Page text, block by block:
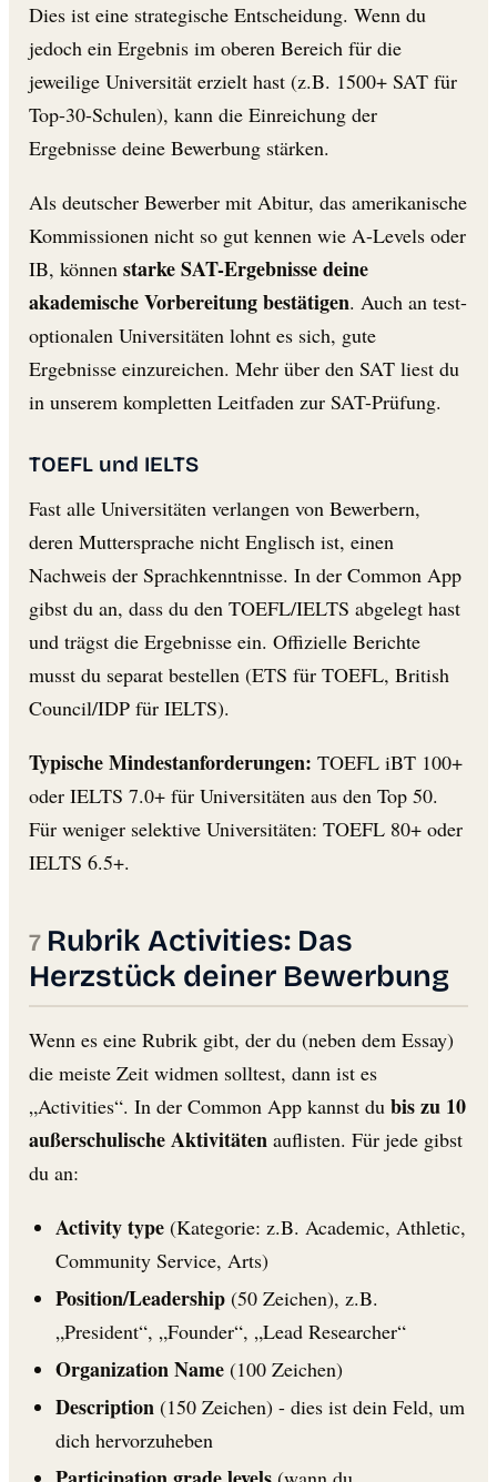
Dies ist eine strategische Entscheidung. Wenn du
jedoch ein Ergebnis im oberen Bereich für die
jeweilige Universität erzielt hast (z.B. 1500+ SAT für
Top-30-Schulen), kann die Einreichung der
Ergebnisse deine Bewerbung stärken.
Als deutscher Bewerber mit Abitur, das amerikanische
Kommissionen nicht so gut kennen wie A-Levels oder
IB, können starke SAT-Ergebnisse deine
akademische Vorbereitung bestätigen. Auch an test-
optionalen Universitäten lohnt es sich, gute
Ergebnisse einzureichen. Mehr über den SAT liest du
in unserem kompletten Leitfaden zur SAT-Prüfung.
TOEFL und IELTS
Fast alle Universitäten verlangen von Bewerbern,
deren Muttersprache nicht Englisch ist, einen
Nachweis der Sprachkenntnisse. In der Common App
gibst du an, dass du den TOEFL/IELTS abgelegt hast
und trägst die Ergebnisse ein. Offizielle Berichte
musst du separat bestellen (ETS für TOEFL, British
Council/IDP für IELTS).
Typische Mindestanforderungen: TOEFL iBT 100+
oder IELTS 7.0+ für Universitäten aus den Top 50.
Für weniger selektive Universitäten: TOEFL 80+ oder
IELTS 6.5+.
Rubrik Activities: Das
Herzstück deiner Bewerbung
Wenn es eine Rubrik gibt, der du (neben dem Essay)
die meiste Zeit widmen solltest, dann ist es
„Activities“. In der Common App kannst du bis zu 10
außerschulische Aktivitäten auflisten. Für jede gibst
du an:
Activity type(Kategorie: z.B. Academic, Athletic,
Community Service, Arts)
Position/Leadership(50 Zeichen), z.B.
„President“, „Founder“, „Lead Researcher“
Organization Name(100 Zeichen)
Description(150 Zeichen) - dies ist dein Feld, um
dich hervorzuheben